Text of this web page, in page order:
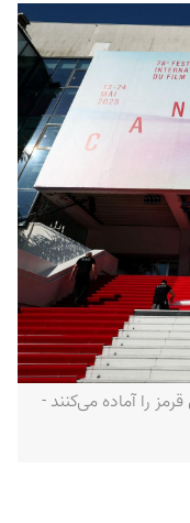
کن ۲۰۲۵ که فرش قرمز را آماده می‌کنند -